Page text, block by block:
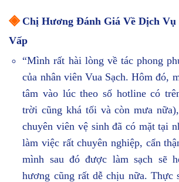
◈Chị Hương Đánh Giá Về Dịch Vụ
Vấp
“Mình rất hài lòng về tác phong
của nhân viên Vua Sạch. Hôm đó,
tâm vào lúc theo số hotline có
trời cũng khá tối và còn mưa
chuyên viên vệ sinh đã có mặt tại
làm việc rất chuyên nghiệp, cẩn
mình sau đó được làm sạch sẽ
hương cũng rất dễ chịu nữa. Thực